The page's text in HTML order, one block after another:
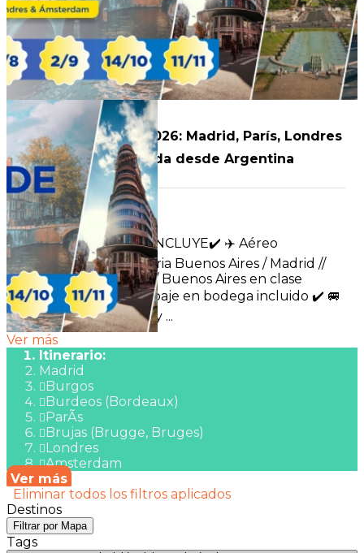
Iconos de Europa 2026: Madrid, París, Londres
y Ámsterdam – Salida desde Argentina
Duración:
13Días Noches
✈️🌍 EL PROGRAMA INCLUYE✔️ ✈️ Aéreo
internacional con Iberia Buenos Aires / Madrid //
Ámsterdam / Madrid / Buenos Aires en clase
económica, con equipaje en bodega incluido ✔️ 🚐
Traslados de llegada y ...
Ver más
Itinerario:
Madrid
Burgos
Burdeos (Bordeaux)
ParÃ­s
Brujas (Brugge, Bruges)
Londres
Amsterdam
Ver más
Eliminar todos los filtros aplicados
Destinos
Filtrar por Mapa
Tags